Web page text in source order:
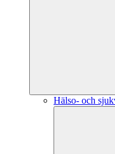
Hälso- och